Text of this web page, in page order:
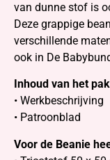
van dunne stof is
Deze grappige
verschillende
ook in De
Inhoud van het
• Werkbeschrijving
• Patroonblad
Voor de Beanie